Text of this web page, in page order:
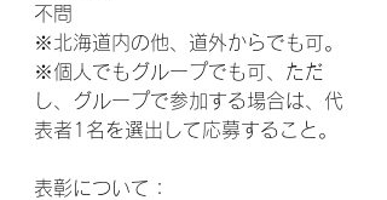
不問
※北海道内の他、道外からでも可。
※個人でもグループでも可、ただ
し、グループで参加する場合は、代
表者1名を選出して応募すること。
表彰について：